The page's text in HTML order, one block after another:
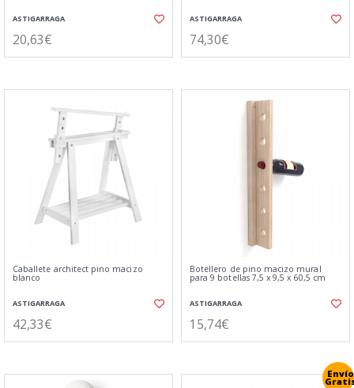
ASTIGARRAGA
20,63€
ASTIGARRAGA
74,30€
Caballete architect pino macizo
blanco
ASTIGARRAGA
42,33€
Botellero de pino macizo mural
para 9 botellas 7,5 x 9,5 x 60,5 cm
ASTIGARRAGA
15,74€
Envío